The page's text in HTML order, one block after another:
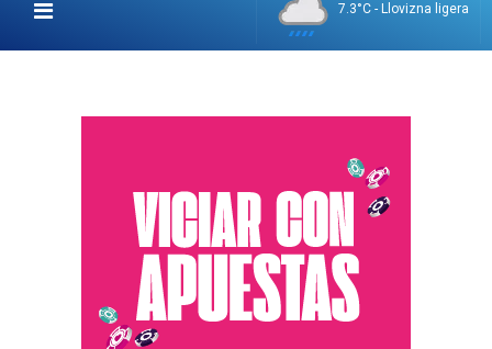
7.3°C - Llovizna ligera